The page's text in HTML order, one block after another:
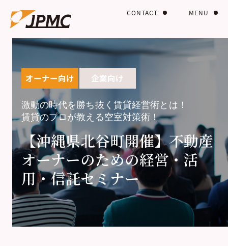
MENU
CONTACT
オーナー向け 企業向け
激動の時代を勝ち抜く賃貸経営術とは！
賃貸のプロが教える空室対策術！
【沖縄県北谷町開催】不動産
オーナーのための経営・活
用・信託セミナー